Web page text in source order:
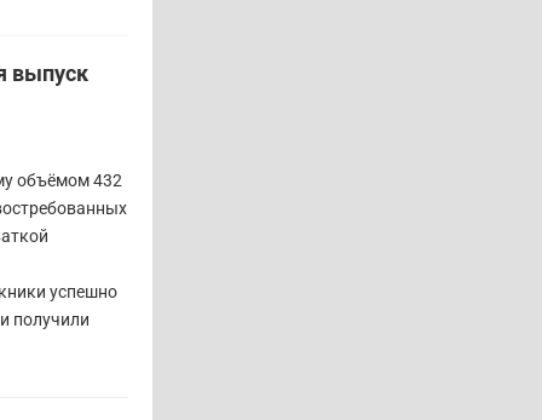
выпуск
объёмом 432
успешно
получили